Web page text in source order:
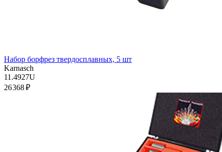
Набор борфрез твердосплавных, 5 шт
Karnasch
11.4927U
26 368 ₽